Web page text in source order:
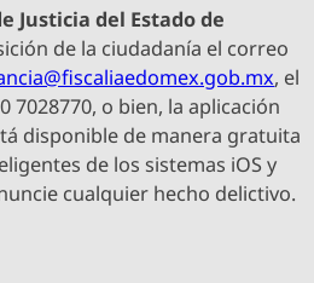
Justicia del Estado de
de la ciudadanía el correo
, el
7028770, o bien, la aplicación
disponible de manera gratuita
de los sistemas iOS y
cualquier hecho delictivo.